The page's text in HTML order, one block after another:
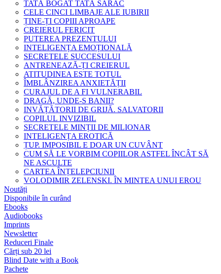
TATĂ BOGAT TATĂ SARAC
CELE CINCI LIMBAJE ALE IUBIRII
ȚINE-ȚI COPIII APROAPE
CREIERUL FERICIT
PUTEREA PREZENTULUI
INTELIGENȚA EMOȚIONALĂ
SECRETELE SUCCESULUI
ANTRENEAZĂ-ȚI CREIERUL
ATITUDINEA ESTE TOTUL
ÎMBLÂNZIREA ANXIETĂȚII
CURAJUL DE A FI VULNERABIL
DRAGĂ, UNDE-S BANII?
INVĂȚĂTORII DE GRIJĂ. SALVATORII
COPILUL INVIZIBIL
SECRETELE MINȚII DE MILIONAR
INTELIGENȚA EROTICĂ
ȚUP. IMPOSIBIL E DOAR UN CUVÂNT
CUM SĂ LE VORBIM COPIILOR ASTFEL ÎNCÂT SĂ
NE ASCULTE
CARTEA ÎNȚELEPCIUNII
VOLODIMIR ZELENSKI. ÎN MINTEA UNUI EROU
Noutăți
Disponibile în curând
Ebooks
Audiobooks
Imprints
Newsletter
Reduceri Finale
Cărți sub 20 lei
Blind Date with a Book
Pachete